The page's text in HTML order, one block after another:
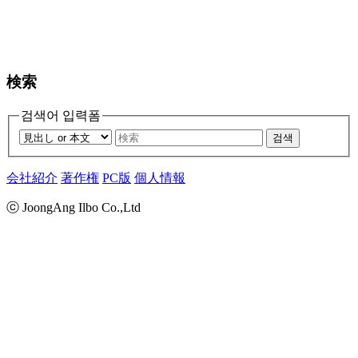
検索
검색어 입력폼
검색
会社紹介 著作権 PC版 個人情報
ⓒ JoongAng Ilbo Co.,Ltd